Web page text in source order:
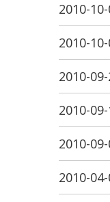
2010-
2010-
2010-
2010-
2010-
2010-